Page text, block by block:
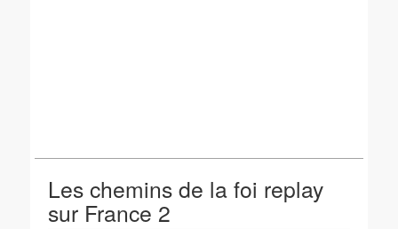
Les chemins de la foi replay
sur France 2